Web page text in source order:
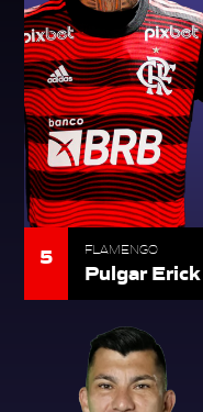
5 FLAMENGO
Pulgar Erick